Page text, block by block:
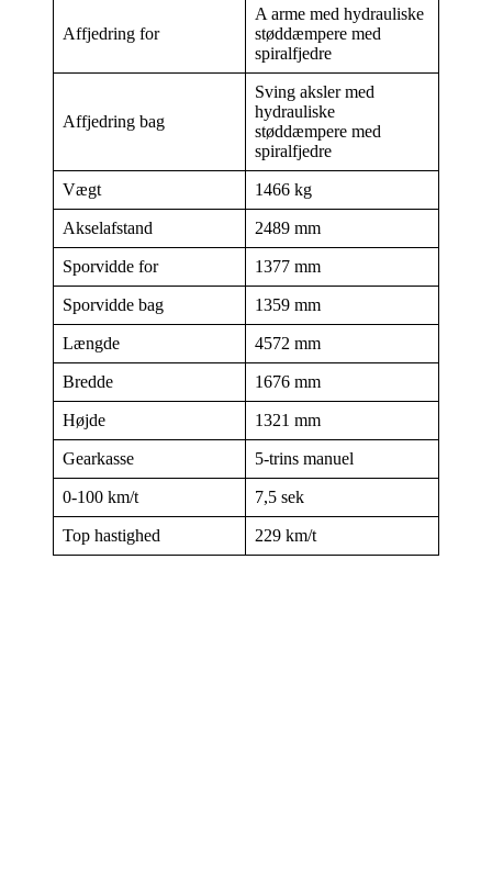
Affjedring for
A arme med hydrauliske
støddæmpere med
spiralfjedre
Affjedring bag
Sving aksler med
hydrauliske
støddæmpere med
spiralfjedre
Vægt 1466 kg
Akselafstand 2489 mm
Sporvidde for 1377 mm
Sporvidde bag 1359 mm
Længde 4572 mm
Bredde 1676 mm
Højde 1321 mm
Gearkasse 5-trins manuel
0-100 km/t 7,5 sek
Top hastighed 229 km/t